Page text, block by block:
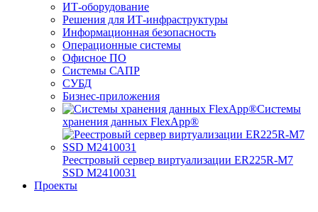
ИТ-оборудование
Решения для ИТ-инфраструктуры
Информационная безопасность
Операционные системы
Офисное ПО
Системы САПР
СУБД
Бизнес-приложения
Системы
хранения данных FlexApp®
Реестровый сервер виртуализации ER225R-M7
SSD М2410031
Проекты